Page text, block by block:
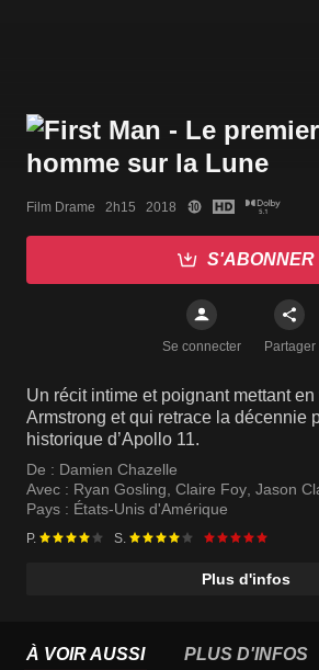
Film Drame   2h15   2018
S'ABONNER
Se connecter Partager
Un récit intime et poignant mettant en
Armstrong et qui retrace la décennie
historique d’Apollo 11.
De : Damien Chazelle
Avec : Ryan Gosling, Claire Foy, Jason
Pays : États-Unis d'Amérique
P. S.
Plus d'infos
À VOIR AUSSI PLUS D'INFOS